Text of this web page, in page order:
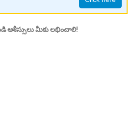
ఆశీస్సులు మీకు లభించాలి!